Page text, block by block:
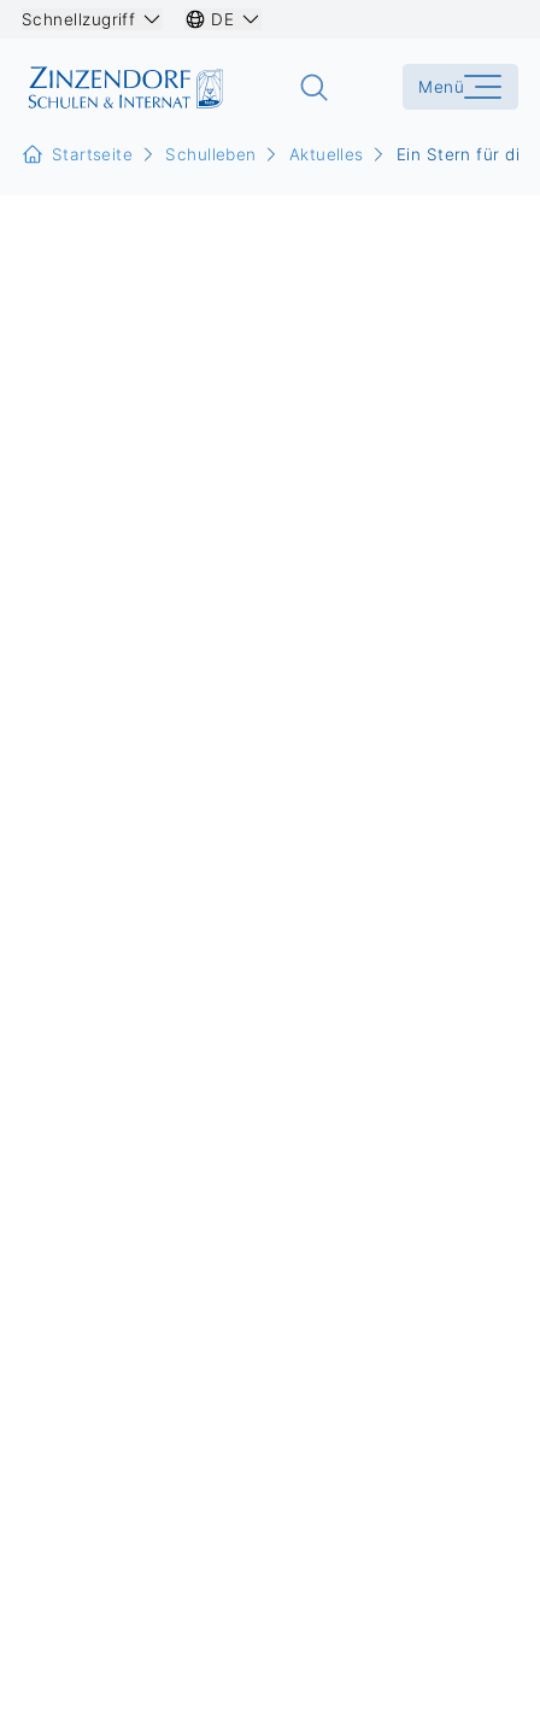
Schnellzugriff DE
Menü
Startseite Schulleben Aktuelles Ein Stern für die